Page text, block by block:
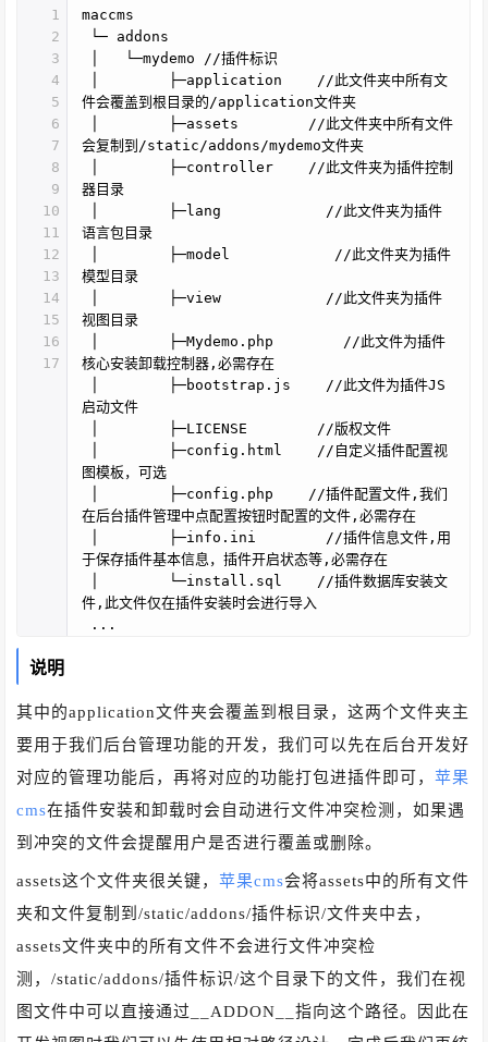
1
2
3
4
5
6
7
8
9
10
11
12
13
14
15
16
17
maccms
└─ addons
│ └─mydemo //插件标识
│ ├─application //此文件夹中所有文
件会覆盖到根目录的/application文件夹
│ ├─assets //此文件夹中所有文件
会复制到/static/addons/mydemo文件夹
│ ├─controller //此文件夹为插件控制
器目录
│ ├─lang //此文件夹为插件
语言包目录
│ ├─model //此文件夹为插件
模型目录
│ ├─view //此文件夹为插件
视图目录
│ ├─Mydemo.php //此文件为插件
核心安装卸载控制器,必需存在
│ ├─bootstrap.js //此文件为插件JS
启动文件
│ ├─LICENSE //版权文件
│ ├─config.html //自定义插件配置视
图模板，可选
│ ├─config.php //插件配置文件,我们
在后台插件管理中点配置按钮时配置的文件,必需存在
│ ├─info.ini //插件信息文件,用
于保存插件基本信息，插件开启状态等,必需存在
│ └─install.sql //插件数据库安装文
件,此文件仅在插件安装时会进行导入
...
说明
其中的application文件夹会覆盖到根目录，这两个文件夹主
要用于我们后台管理功能的开发，我们可以先在后台开发好
对应的管理功能后，再将对应的功能打包进插件即可，苹果
cms在插件安装和卸载时会自动进行文件冲突检测，如果遇
到冲突的文件会提醒用户是否进行覆盖或删除。
assets这个文件夹很关键，苹果cms会将assets中的所有文件
夹和文件复制到/static/addons/插件标识/文件夹中去，
assets文件夹中的所有文件不会进行文件冲突检
测，/static/addons/插件标识/这个目录下的文件，我们在视
图文件中可以直接通过__ADDON__指向这个路径。因此在